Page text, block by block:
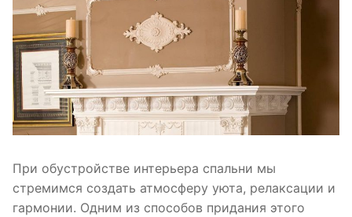
При обустройстве интерьера спальни мы
стремимся создать атмосферу уюта, релаксации и
гармонии. Одним из способов придания этого